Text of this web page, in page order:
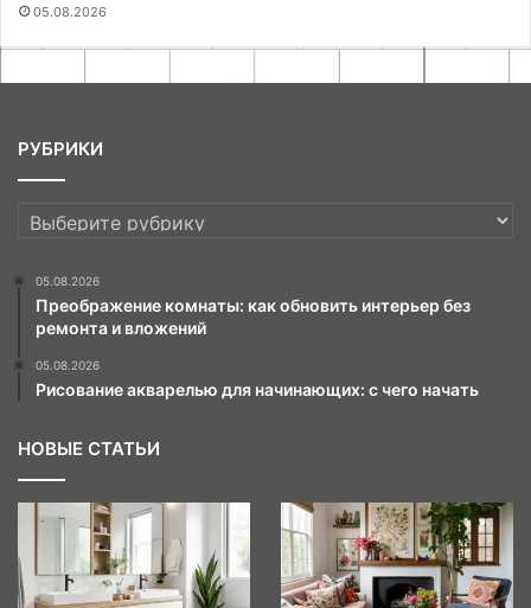
05.08.2026
РУБРИКИ
РУБРИКИ
05.08.2026
Преображение комнаты: как обновить интерьер без
ремонта и вложений
05.08.2026
Рисование акварелью для начинающих: с чего начать
НОВЫЕ СТАТЬИ